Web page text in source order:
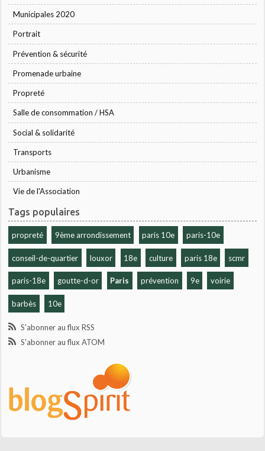
Municipales 2020
Portrait
Prévention & sécurité
Promenade urbaine
Propreté
Salle de consommation / HSA
Social & solidarité
Transports
Urbanisme
Vie de l'Association
Tags populaires
propreté 9ème arrondissement paris 10e paris-10e
conseil-de-quartier louxor 18e culture paris 18e scmr
paris-18e goutte-d-or Paris prévention 9e voirie
barbès 10e
S'abonner au flux RSS
S'abonner au flux ATOM